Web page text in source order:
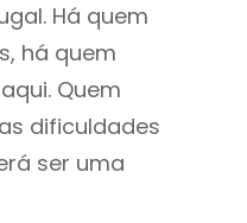
Há quem
há quem
Quem
dificuldades
ser uma